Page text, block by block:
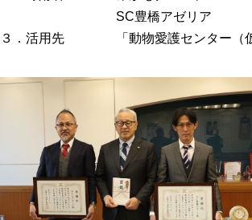
豊橋アゼリア
活用先 「動物愛護センター（仮称